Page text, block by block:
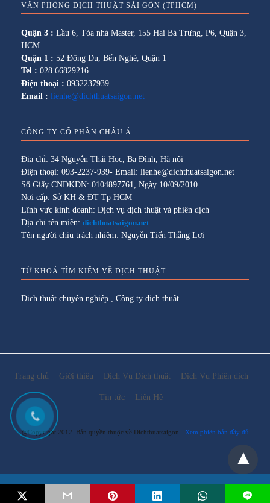
Email: lienhe@dichthuatsaigon.net
VĂN PHÒNG DỊCH THUẬT SÀI GÒN (TPHCM)
Quận 3 : Lầu 6, Tòa nhà Master, 155 Hai Bà Trưng, P6, Quận 3,
HCM
Quận 1 : 52 Đông Du, Bến Nghé, Quận 1
Tel : 028.66829216
Điện thoại : 0932237939
Email : lienhe@dichthuatsaigon.net
CÔNG TY CỔ PHẦN CHÂU Á
Địa chỉ: 34 Nguyễn Thái Học, Ba Đình, Hà nội
Điện thoại: 093-2237-939- Email: lienhe@dichthuatsaigon.net
Số Giấy CNĐKDN: 0104897761, Ngày 10/09/2010
Nơi cấp: Sở KH & ĐT Tp HCM
Lĩnh vực kinh doanh: Dịch vụ dịch thuật và phiên dịch
Địa chỉ tên miền: dichthuatsaigon.net
Tên người chịu trách nhiệm: Nguyễn Tiến Thắng Lợi
TỪ KHOÁ TÌM KIẾM VỀ DỊCH THUẬT
Dịch thuật chuyên nghiệp Công ty dịch thuật
Trang chủ Giới thiệu Dịch Vụ Dịch thuật Dịch Vụ Phiên dịch
Tin tức Liên Hệ
@Copyright 2012. Bản quyền thuộc về Dichthuatsaigon Xem phiên bản đầy đủ
L